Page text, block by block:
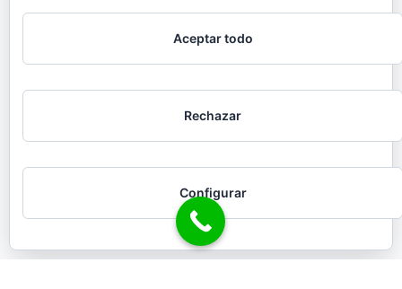
Aceptar todo
Rechazar
Configurar